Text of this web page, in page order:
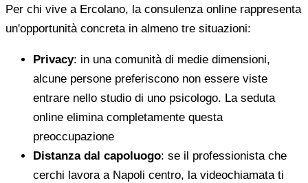
Per chi vive a Ercolano, la consulenza online rappresenta
un'opportunità concreta in almeno tre situazioni:
Privacy: in una comunità di medie dimensioni,
alcune persone preferiscono non essere viste
entrare nello studio di uno psicologo. La seduta
online elimina completamente questa
preoccupazione
Distanza dal capoluogo: se il professionista che
cerchi lavora a Napoli centro, la videochiamata ti